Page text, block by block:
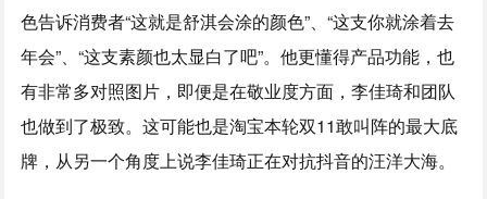
色告诉消费者“这就是舒淇会涂的颜色”、“这支你就涂着去
年会”、“这支素颜也太显白了吧”。他更懂得产品功能，也
有非常多对照图片，即便是在敬业度方面，李佳琦和团队
也做到了极致。这可能也是淘宝本轮双11敢叫阵的最大底
牌，从另一个角度上说李佳琦正在对抗抖音的汪洋大海。